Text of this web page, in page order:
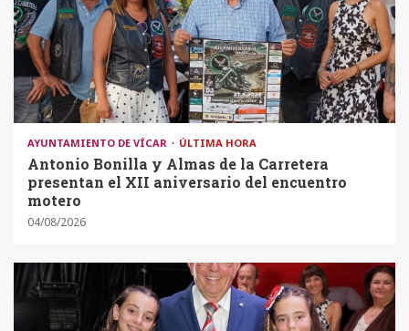
AYUNTAMIENTO DE VÍCAR ÚLTIMA HORA
Antonio Bonilla y Almas de la Carretera
presentan el XII aniversario del encuentro
motero
04/08/2026